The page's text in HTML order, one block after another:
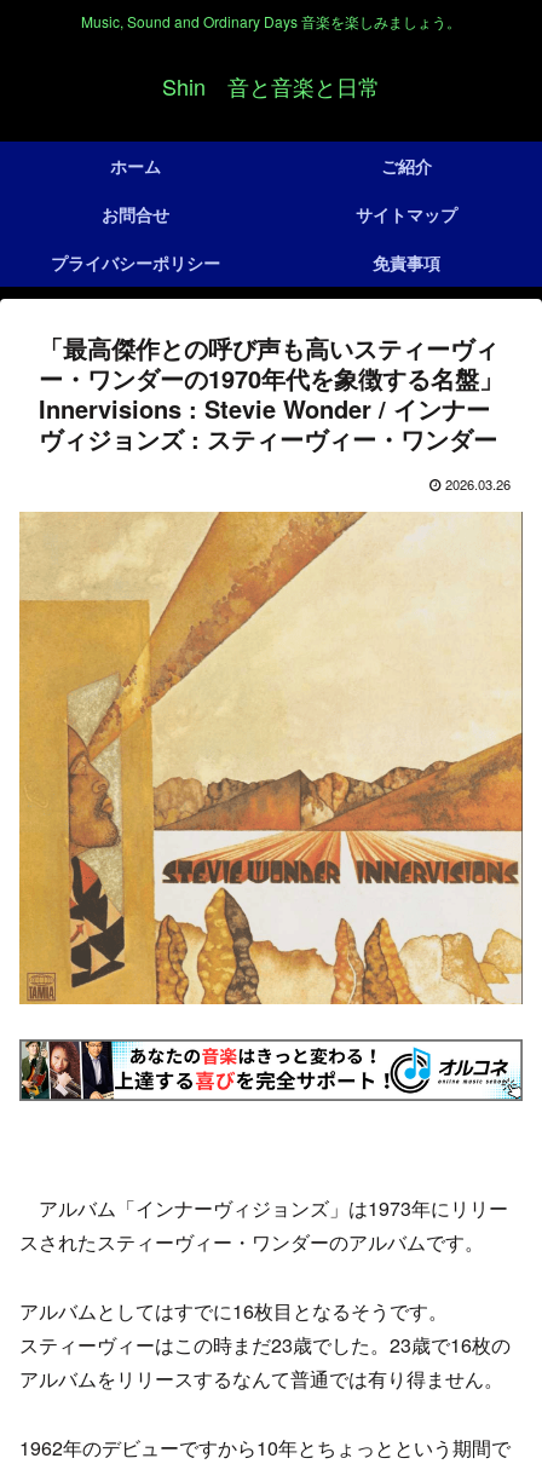
Music, Sound and Ordinary Days 音楽を楽しみましょう。
Shin 音と音楽と日常
ホーム
ご紹介
お問合せ
サイトマップ
プライバシーポリシー
免責事項
「最高傑作との呼び声も高いスティーヴィ
ー・ワンダーの1970年代を象徴する名盤」
Innervisions : Stevie Wonder / インナー
ヴィジョンズ : スティーヴィー・ワンダー
2026.03.26
アルバム「インナーヴィジョンズ」は1973年にリリー
スされたスティーヴィー・ワンダーのアルバムです。
アルバムとしてはすでに16枚目となるそうです。
スティーヴィーはこの時まだ23歳でした。23歳で16枚の
アルバムをリリースするなんて普通では有り得ません。
1962年のデビューですから10年とちょっとという期間で